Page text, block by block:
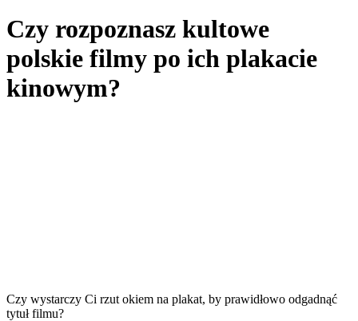
Czy rozpoznasz kultowe
polskie filmy po ich plakacie
kinowym?
Czy wystarczy Ci rzut okiem na plakat, by prawidłowo odgadnąć
tytuł filmu?